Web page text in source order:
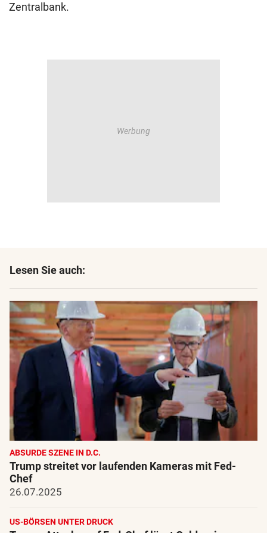
Zentralbank.
Lesen Sie auch:
ABSURDE SZENE IN D.C.
Trump streitet vor laufenden Kameras mit Fed-
Chef
26.07.2025
US-BÖRSEN UNTER DRUCK